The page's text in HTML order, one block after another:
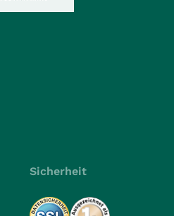
Sicherheit